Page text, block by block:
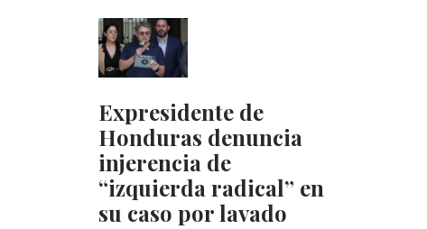
Expresidente de
Honduras denuncia
injerencia de
“izquierda radical” en
su caso por lavado